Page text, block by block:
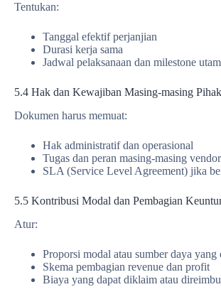
Tentukan:
Tanggal efektif perjanjian
Durasi kerja sama
Jadwal pelaksanaan dan milestone
5.4 Hak dan Kewajiban Masing-masing Pihak
Dokumen harus memuat:
Hak administratif dan operasional
Tugas dan peran masing-masing vendor
SLA (Service Level Agreement) jika
5.5 Kontribusi Modal dan Pembagian
Atur:
Proporsi modal atau sumber daya yang
Skema pembagian revenue dan profit
Biaya yang dapat diklaim atau